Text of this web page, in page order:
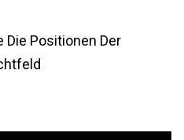
Positionen Der